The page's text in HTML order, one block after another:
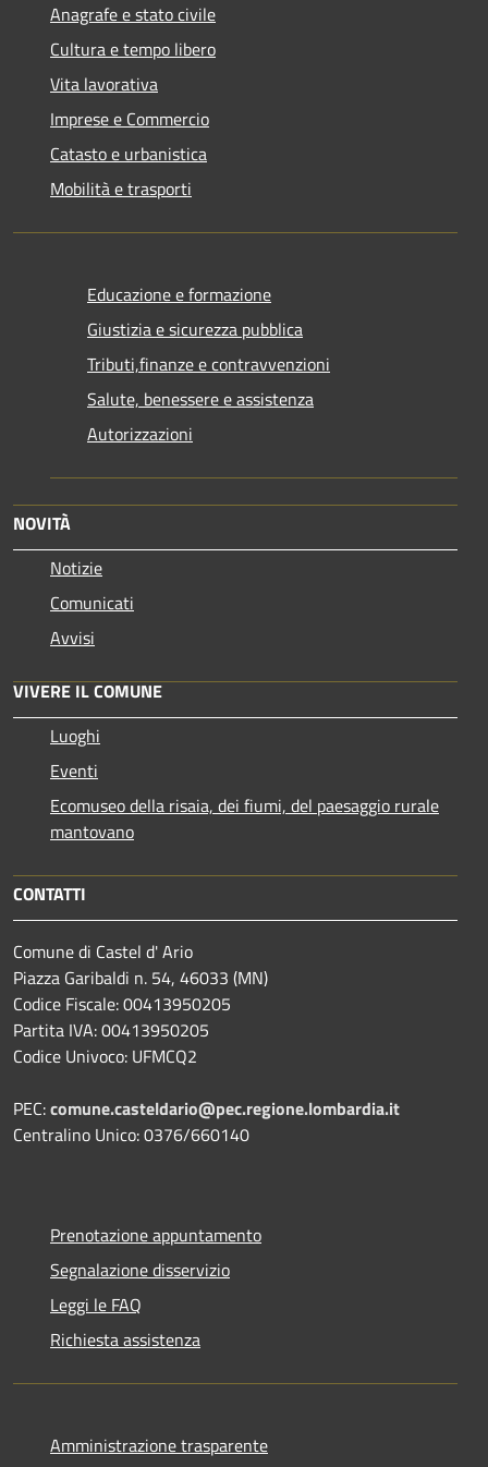
Anagrafe e stato civile
Cultura e tempo libero
Vita lavorativa
Imprese e Commercio
Catasto e urbanistica
Mobilità e trasporti
Educazione e formazione
Giustizia e sicurezza pubblica
Tributi,finanze e contravvenzioni
Salute, benessere e assistenza
Autorizzazioni
NOVITÀ
Notizie
Comunicati
Avvisi
VIVERE IL COMUNE
Luoghi
Eventi
Ecomuseo della risaia, dei fiumi, del paesaggio rurale
mantovano
CONTATTI
Comune di Castel d' Ario
Piazza Garibaldi n. 54, 46033 (MN)
Codice Fiscale: 00413950205
Partita IVA: 00413950205
Codice Univoco: UFMCQ2
PEC:comune.casteldario@pec.regione.lombardia.it
Centralino Unico: 0376/660140
Prenotazione appuntamento
Segnalazione disservizio
Leggi le FAQ
Richiesta assistenza
Amministrazione trasparente